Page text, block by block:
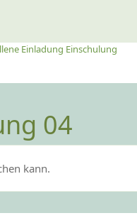
Einladung Einschulung
04
kann.